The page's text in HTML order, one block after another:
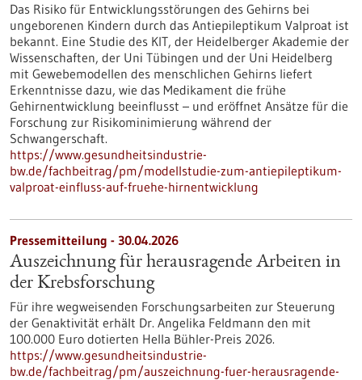
Das Risiko für Entwicklungsstörungen des Gehirns bei
ungeborenen Kindern durch das Antiepileptikum Valproat ist
bekannt. Eine Studie des KIT, der Heidelberger Akademie der
Wissenschaften, der Uni Tübingen und der Uni Heidelberg
mit Gewebemodellen des menschlichen Gehirns liefert
Erkenntnisse dazu, wie das Medikament die frühe
Gehirnentwicklung beeinflusst – und eröffnet Ansätze für die
Forschung zur Risikominimierung während der
Schwangerschaft.
https://www.gesundheitsindustrie-
bw.de/fachbeitrag/pm/modellstudie-zum-antiepileptikum-
valproat-einfluss-auf-fruehe-hirnentwicklung
Pressemitteilung - 30.04.2026
Auszeichnung für herausragende Arbeiten in
der Krebsforschung
Für ihre wegweisenden Forschungsarbeiten zur Steuerung
der Genaktivität erhält Dr. Angelika Feldmann den mit
100.000 Euro dotierten Hella Bühler-Preis 2026.
https://www.gesundheitsindustrie-
bw.de/fachbeitrag/pm/auszeichnung-fuer-herausragende-